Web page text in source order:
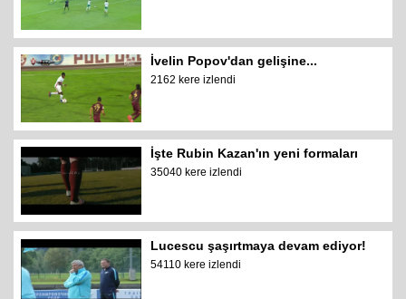
İvelin Popov'dan gelişine...
2162 kere izlendi
İşte Rubin Kazan'ın yeni formaları
35040 kere izlendi
Lucescu şaşırtmaya devam ediyor!
54110 kere izlendi